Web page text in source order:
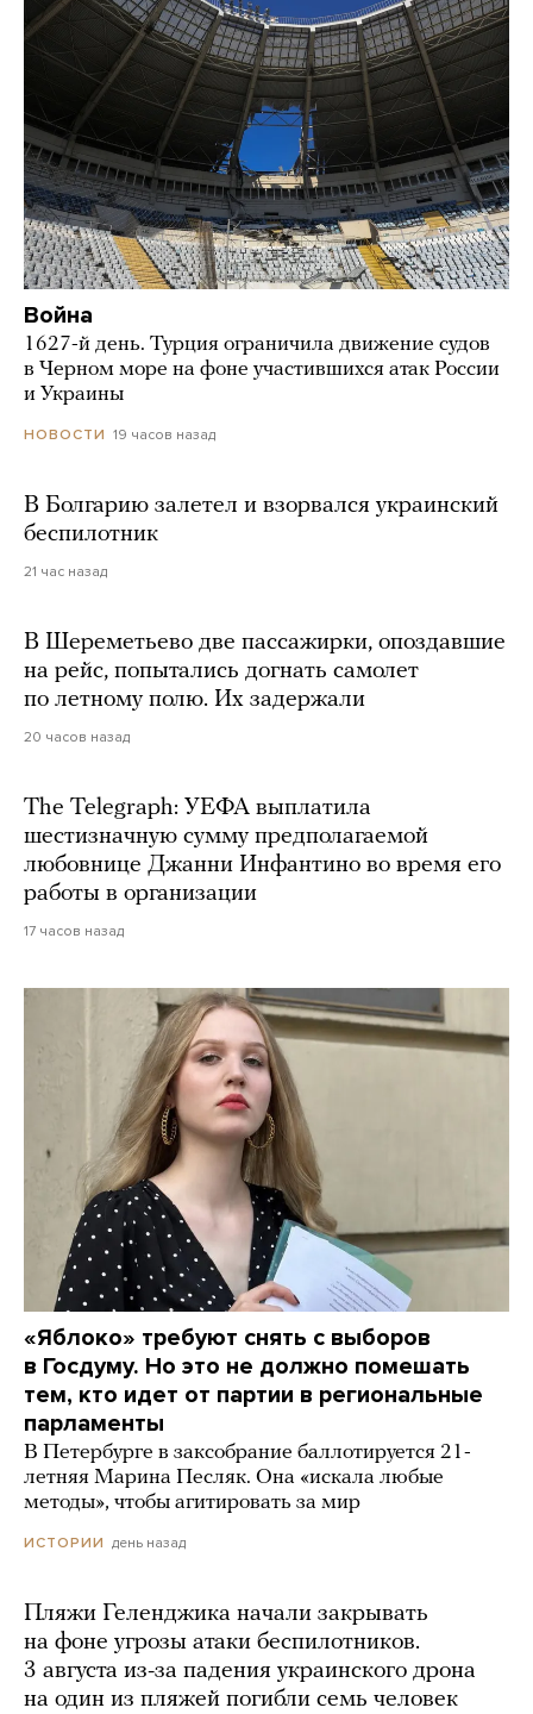
Война
1627-й день. Турция ограничила движение судов
в Черном море на фоне участившихся атак России
и Украины
НОВОСТИ 19 часов назад
В Болгарию залетел и взорвался украинский
беспилотник
21 час назад
В Шереметьево две пассажирки, опоздавшие
на рейс, попытались догнать самолет
по летному полю. Их задержали
20 часов назад
The Telegraph: УЕФА выплатила
шестизначную сумму предполагаемой
любовнице Джанни Инфантино во время его
работы в организации
17 часов назад
«Яблоко» требуют снять с выборов
в Госдуму. Но это не должно помешать
тем, кто идет от партии в региональные
парламенты
В Петербурге в заксобрание баллотируется 21-
летняя Марина Песляк. Она «искала любые
методы», чтобы агитировать за мир
ИСТОРИИ день назад
Пляжи Геленджика начали закрывать
на фоне угрозы атаки беспилотников.
3 августа из-за падения украинского дрона
на один из пляжей погибли семь человек